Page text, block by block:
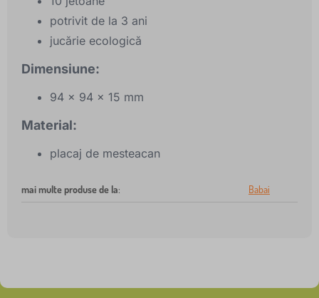
potrivit de la 3 ani
jucărie ecologică
Dimensiune:
94 x 94 x 15 mm
Material:
placaj de mesteacan
mai multe produse de la: Babai